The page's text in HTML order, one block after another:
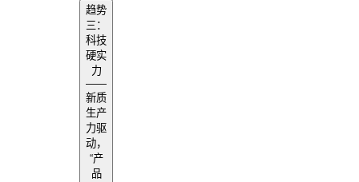
趋势
三：
科技
硬实
力
——
新质
生产
力驱
动，
“产
品